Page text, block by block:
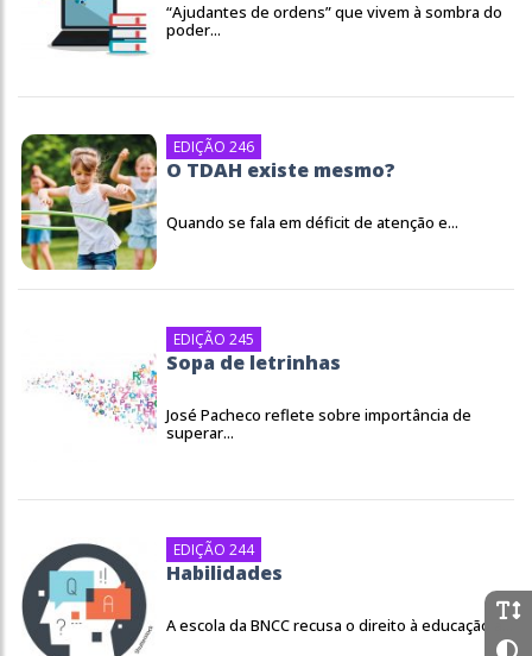
“Ajudantes de ordens” que vivem à sombra do
poder...
EDIÇÃO 246
O TDAH existe mesmo?
Quando se fala em déficit de atenção e...
EDIÇÃO 245
Sopa de letrinhas
José Pacheco reflete sobre importância de
superar...
EDIÇÃO 244
Habilidades
A escola da BNCC recusa o direito à educação a...